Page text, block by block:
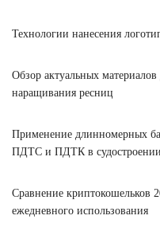
Технологии нанесения
Обзор актуальных
наращивания ресниц
Применение длинномерных
ПДТС и ПДТК в судостроении
Сравнение криптокошельков
ежедневного использования